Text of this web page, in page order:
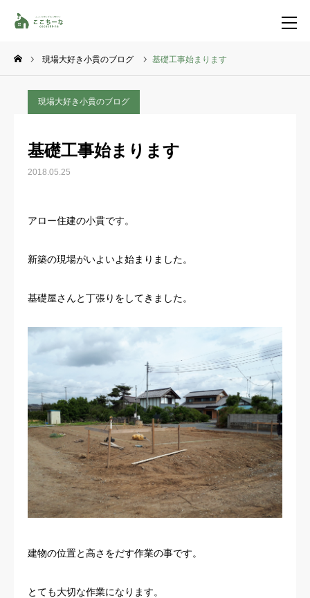
現場大好き小貫のブログ 基礎工事始まります
現場大好き小貫のブログ
基礎工事始まります
2018.05.25
アロー住建の小貫です。
新築の現場がいよいよ始まりました。
基礎屋さんと丁張りをしてきました。
建物の位置と高さをだす作業の事です。
とても大切な作業になります。
お問い合わせ
LINE登録
特集コンテンツ
施工事例
お客様の声
よくある質問
イベント情報
会社概要